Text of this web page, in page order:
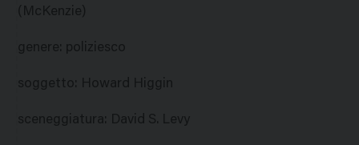
(McKenzie)
genere: poliziesco
soggetto: Howard Higgin
sceneggiatura: David S. Levy